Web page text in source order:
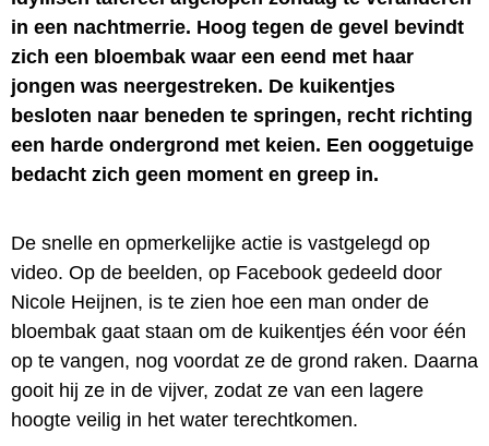
in een nachtmerrie. Hoog tegen de gevel bevindt
zich een bloembak waar een eend met haar
jongen was neergestreken. De kuikentjes
besloten naar beneden te springen, recht richting
een harde ondergrond met keien. Een ooggetuige
bedacht zich geen moment en greep in.
De snelle en opmerkelijke actie is vastgelegd op
video. Op de beelden, op Facebook gedeeld door
Nicole Heijnen, is te zien hoe een man onder de
bloembak gaat staan om de kuikentjes één voor één
op te vangen, nog voordat ze de grond raken. Daarna
gooit hij ze in de vijver, zodat ze van een lagere
hoogte veilig in het water terechtkomen.